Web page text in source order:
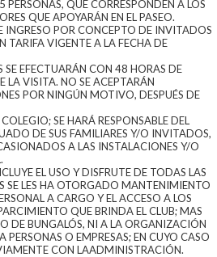
QUE CORRESPONDEN A LOS
QUE APOYARÁN EN EL PASEO.
INGRESO POR CONCEPTO DE INVITADOS
TARIFA VIGENTE A LA FECHA DE
SE EFECTUARÁN CON 48 HORAS DE
LA VISITA. NO SE ACEPTARÁN
POR NINGÚN MOTIVO, DESPUÉS DE
SE HARÁ RESPONSABLE DEL
DE SUS FAMILIARES Y/O INVITADOS,
A LAS INSTALACIONES Y/O
EL USO Y DISFRUTE DE TODAS LAS
SE LES HA OTORGADO MANTENIMIENTO
A CARGO Y EL ACCESO A LOS
QUE BRINDA EL CLUB; MAS
DE BUNGALÓS, NI A LA ORGANIZACIÓN
PERSONAS O EMPRESAS; EN CUYO CASO
CON LAADMINISTRACIÓN.